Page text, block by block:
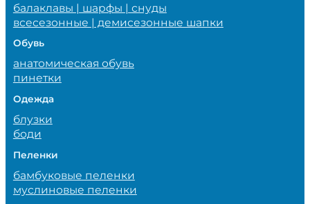
балаклавы | шарфы | снуды
всесезонные | демисезонные шапки
Обувь
анатомическая обувь
пинетки
Одежда
блузки
боди
Пеленки
бамбуковые пеленки
муслиновые пеленки